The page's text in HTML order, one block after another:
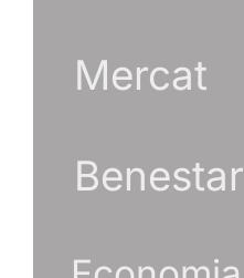
Mercat
Benestar